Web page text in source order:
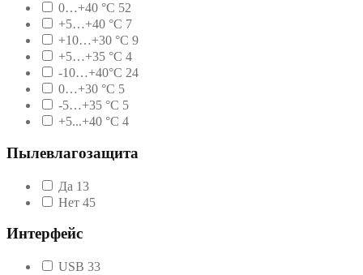
0…+40 °С 52
+5…+40 °С 7
+10…+30 °С 9
+5…+35 °С 4
-10…+40°С 24
0…+30 °С 5
-5…+35 °С 5
+5...+40 °С 4
Пылевлагозащита
Да 13
Нет 45
Интерфейс
USB 33